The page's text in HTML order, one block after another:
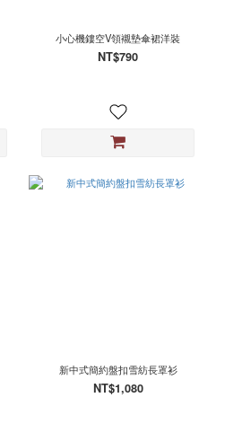
小心機鏤空V領襯墊傘裙洋裝
NT$790
新中式簡約盤扣雪紡長罩衫
NT$1,080